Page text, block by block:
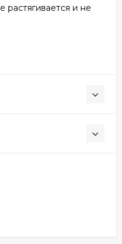
растягивается и не